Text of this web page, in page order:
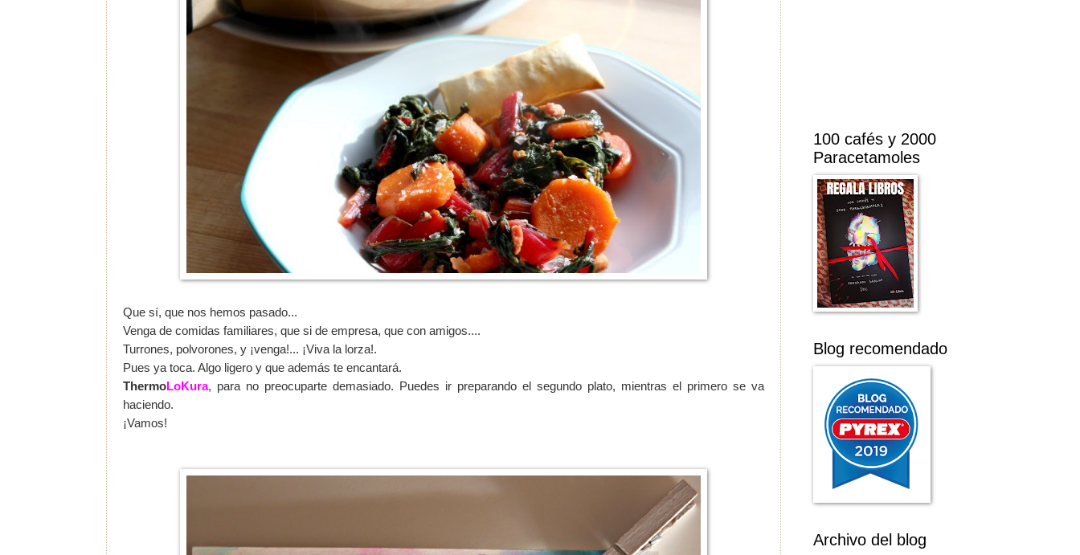
Que sí, que nos hemos pasado...
Venga de comidas familiares, que si de empresa, que con amigos....
Turrones, polvorones, y ¡venga!... ¡Viva la lorza!.
Pues ya toca. Algo ligero y que además te encantará.
ThermoLoKura, para no preocuparte demasiado. Puedes ir preparando el segundo plato, mientras el primero se va
haciendo.
¡Vamos!
100 cafés y 2000
Paracetamoles
Blog recomendado
Archivo del blog